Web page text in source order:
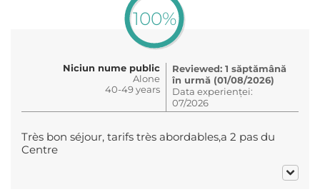
100%
Niciun nume public
Alone
40-49 years
Reviewed: 1 săptămână
în urmă (01/08/2026)
Data experienței:
07/2026
Très bon séjour, tarifs très abordables,a 2 pas du
Centre